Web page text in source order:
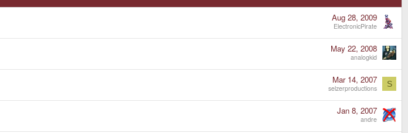
Aug 28, 2009
ElectronicPirate
May 22, 2008
analogkid
Mar 14, 2007
selzerproductions S
Jan 8, 2007
andre